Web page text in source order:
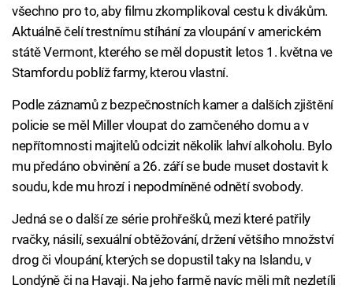
všechno pro to, aby filmu zkomplikoval cestu k divákům.
Aktuálně čelí trestnímu stíhání za vloupání v americkém
státě Vermont, kterého se měl dopustit letos 1. května ve
Stamfordu poblíž farmy, kterou vlastní.
Podle záznamů z bezpečnostních kamer a dalších zjištění
policie se měl Miller vloupat do zamčeného domu a v
nepřítomnosti majitelů odcizit několik lahví alkoholu. Bylo
mu předáno obvinění a 26. září se bude muset dostavit k
soudu, kde mu hrozí i nepodmíněné odnětí svobody.
Jedná se o další ze série prohřešků, mezi které patřily
rvačky, násilí, sexuální obtěžování, držení většího množství
drog či vloupání, kterých se dopustil taky na Islandu, v
Londýně či na Havaji. Na jeho farmě navíc měli mít nezletíli